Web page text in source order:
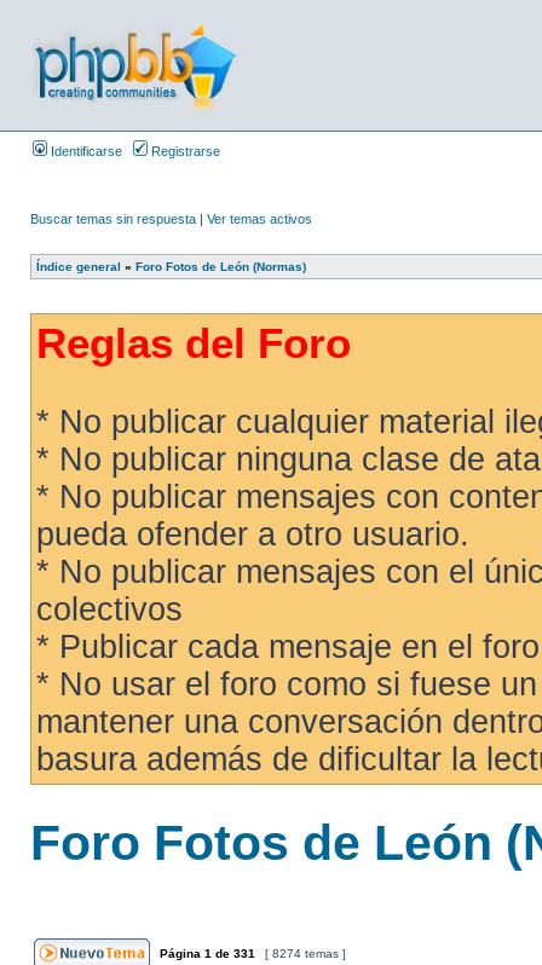
Identificarse Registrarse
Buscar temas sin respuesta | Ver temas activos
Índice general » Foro Fotos de León (Normas)
Reglas del Foro
* No publicar cualquier material
* No publicar ninguna clase de
* No publicar mensajes con
pueda ofender a otro usuario.
* No publicar mensajes con el
colectivos
* Publicar cada mensaje en el
* No usar el foro como si fuese
mantener una conversación
basura además de dificultar la
Foro Fotos de León
Página 1 de 331 [ 8274 temas ]